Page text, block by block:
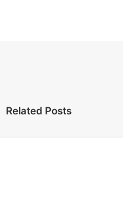
Related Posts